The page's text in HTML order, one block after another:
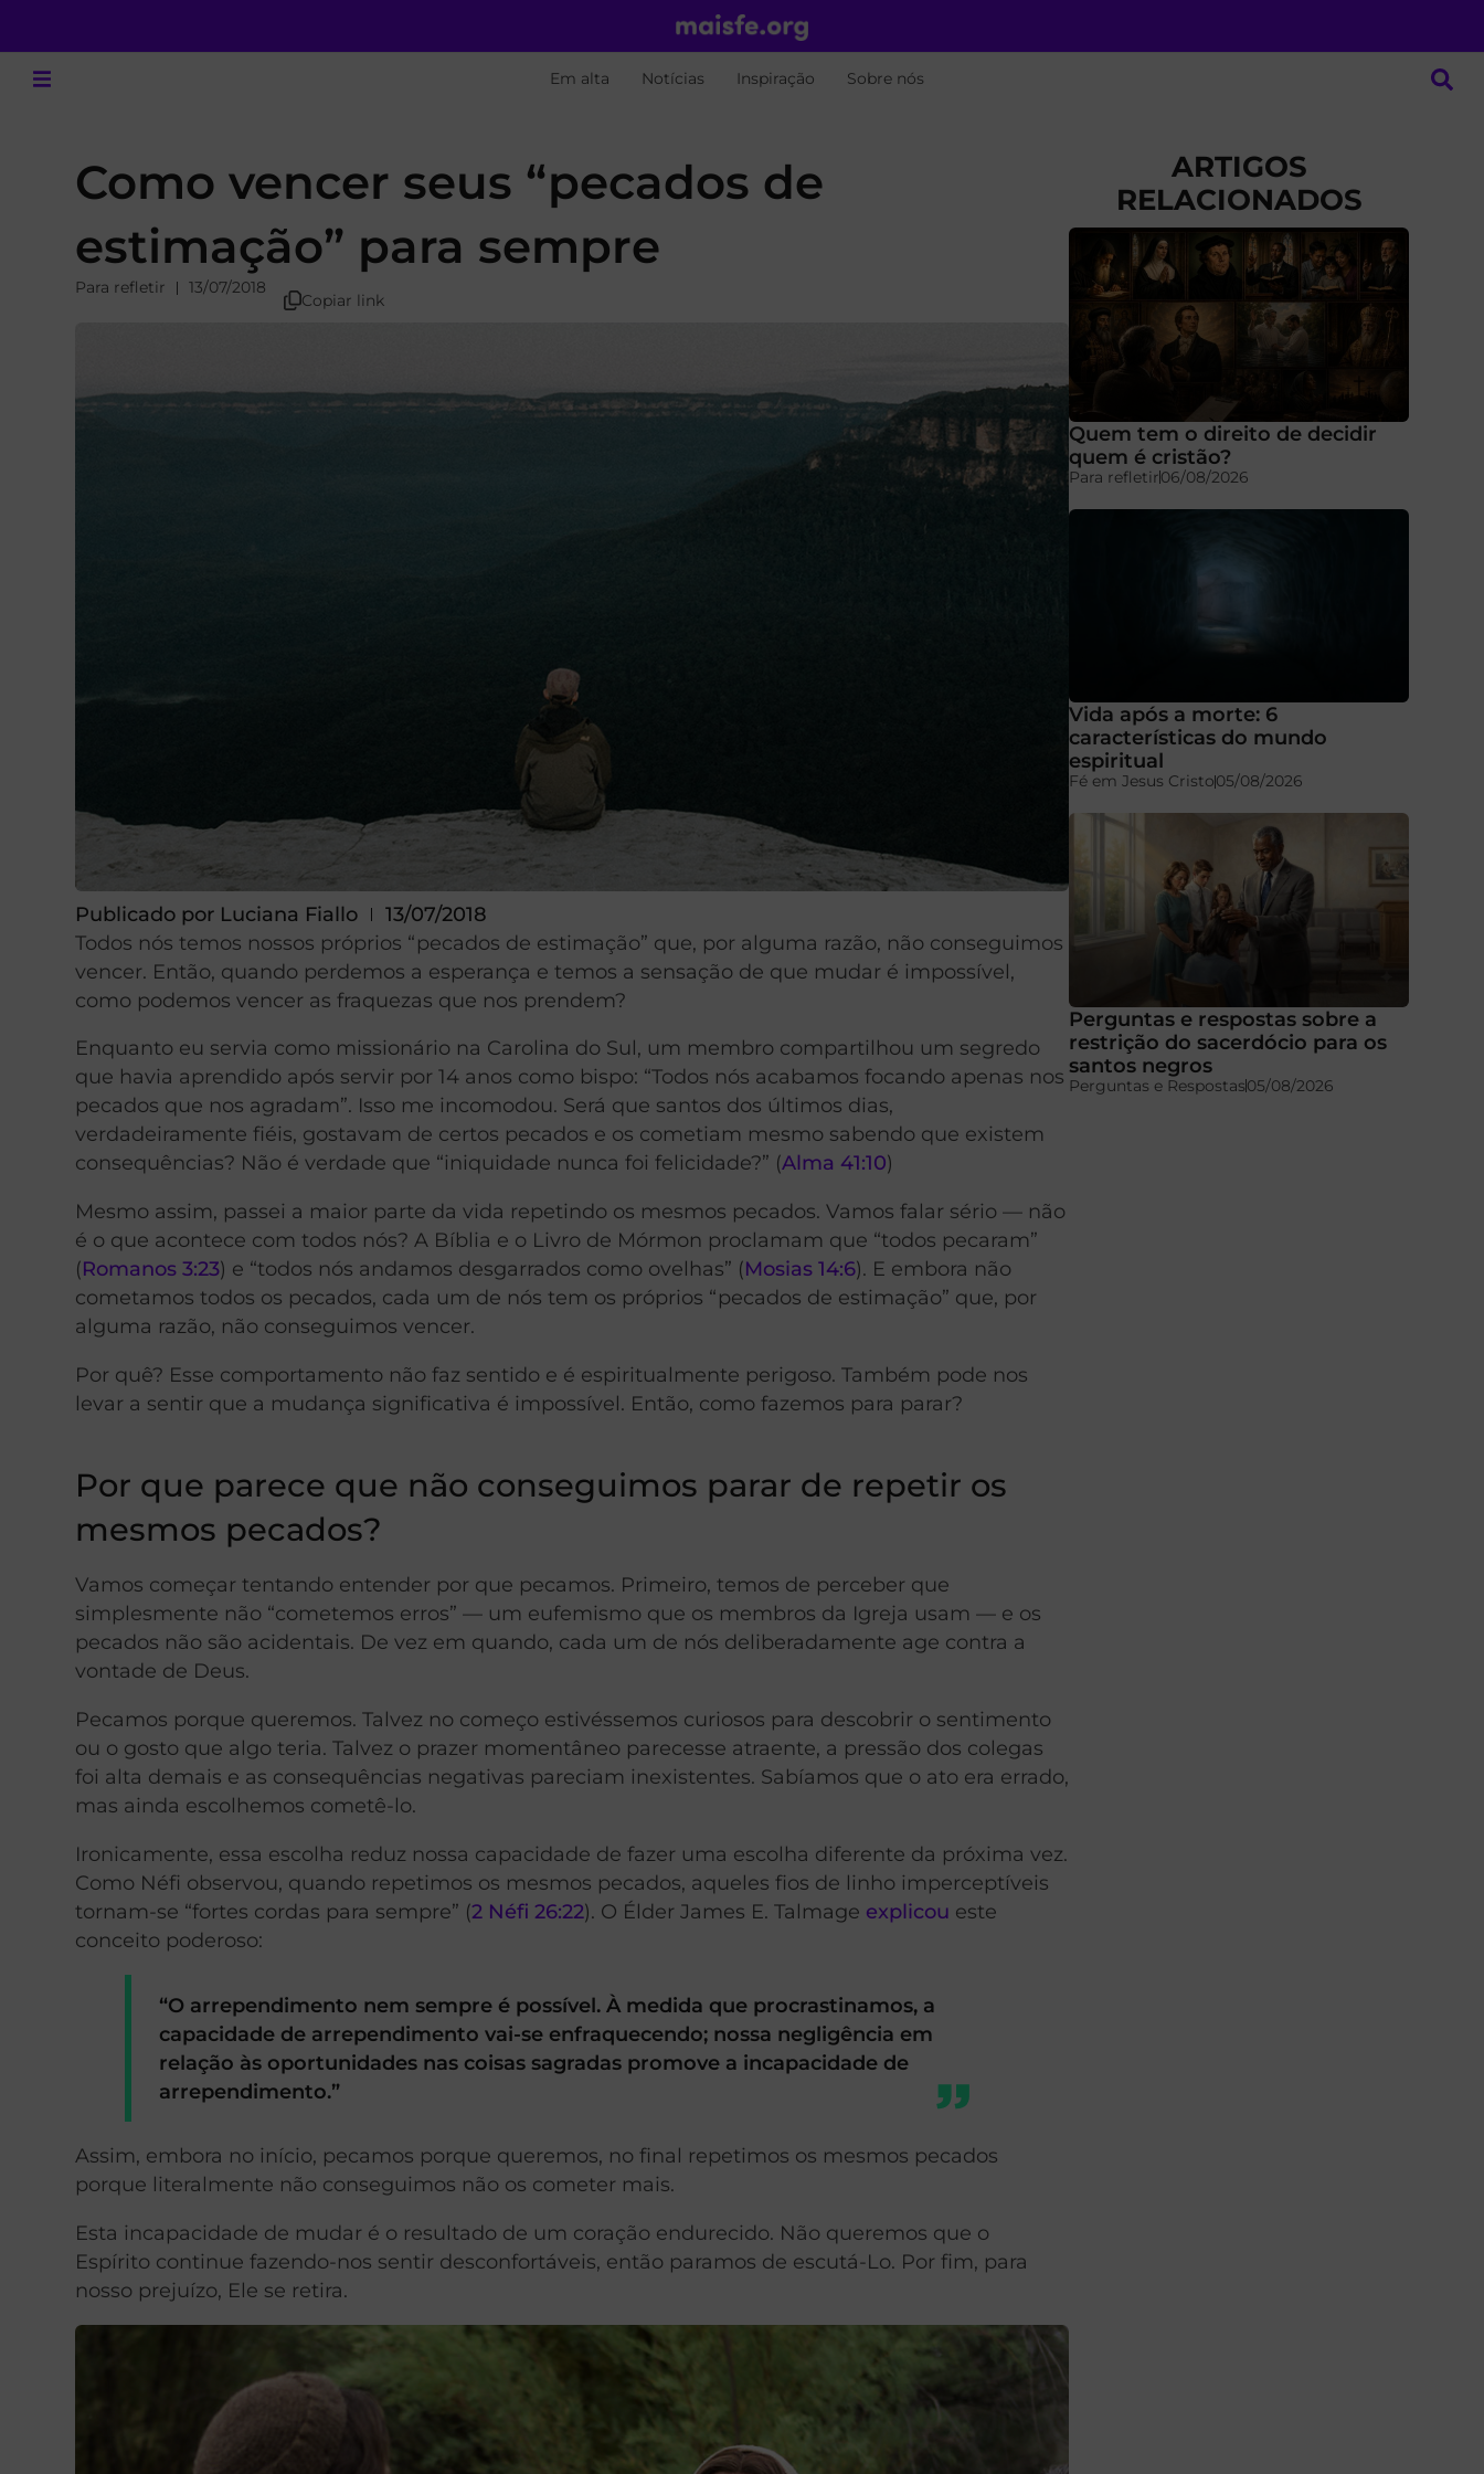
Em alta Notícias Inspiração Sobre nós
Como vencer seus “pecados de
estimação” para sempre
Para refletir 13/07/2018
Copiar link
Publicado por Luciana Fiallo
13/07/2018
Todos nós temos nossos próprios “pecados de estimação” que, por alguma razão, não conseguimos
vencer. Então, quando perdemos a esperança e temos a sensação de que mudar é impossível,
como podemos vencer as fraquezas que nos prendem?
Enquanto eu servia como missionário na Carolina do Sul, um membro compartilhou um segredo
que havia aprendido após servir por 14 anos como bispo: “Todos nós acabamos focando apenas nos
pecados que nos agradam”. Isso me incomodou. Será que santos dos últimos dias,
verdadeiramente fiéis, gostavam de certos pecados e os cometiam mesmo sabendo que existem
consequências? Não é verdade que “iniquidade nunca foi felicidade?” (Alma 41:10)
Mesmo assim, passei a maior parte da vida repetindo os mesmos pecados. Vamos falar sério — não
é o que acontece com todos nós? A Bíblia e o Livro de Mórmon proclamam que “todos pecaram”
(Romanos 3:23) e “todos nós andamos desgarrados como ovelhas” (Mosias14:6). E embora não
cometamos todos os pecados, cada um de nós tem os próprios “pecados de estimação” que, por
alguma razão, não conseguimos vencer.
Por quê? Esse comportamento não faz sentido e é espiritualmente perigoso. Também pode nos
levar a sentir que a mudança significativa é impossível. Então, como fazemos para parar?
Por que parece que não conseguimos parar de repetir os
mesmos pecados?
Vamos começar tentando entender por que pecamos. Primeiro, temos de perceber que
simplesmente não “cometemos erros” — um eufemismo que os membros da Igreja usam — e os
pecados não são acidentais. De vez em quando, cada um de nós deliberadamente age contra a
vontade de Deus.
Pecamos porque queremos. Talvez no começo estivéssemos curiosos para descobrir o sentimento
ou o gosto que algo teria. Talvez o prazer momentâneo parecesse atraente, a pressão dos colegas
foi alta demais e as consequências negativas pareciam inexistentes. Sabíamos que o ato era errado,
mas ainda escolhemos cometê-lo.
Ironicamente, essa escolha reduz nossa capacidade de fazer uma escolha diferente da próxima vez.
Como Néfi observou, quando repetimos os mesmos pecados, aqueles fios de linho imperceptíveis
tornam-se “fortes cordas para sempre” (2 Néfi 26:22). O Élder James E. Talmage explicou este
conceito poderoso:
“O arrependimento nem sempre é possível. À medida que procrastinamos, a
capacidade de arrependimento vai-se enfraquecendo; nossa negligência em
relação às oportunidades nas coisas sagradas promove a incapacidade de
arrependimento.”
Assim, embora no início, pecamos porque queremos, no final repetimos os mesmos pecados
porque literalmente não conseguimos não os cometer mais.
Esta incapacidade de mudar é o resultado de um coração endurecido. Não queremos que o
Espírito continue fazendo-nos sentir desconfortáveis, então paramos de escutá-Lo. Por fim, para
nosso prejuízo, Ele se retira.
ARTIGOS
RELACIONADOS
Quem tem o direito de decidir
quem é cristão?
Para refletir06/08/2026
Vida após a morte: 6
características do mundo
espiritual
Fé em Jesus Cristo05/08/2026
Perguntas e respostas sobre a
restrição do sacerdócio para os
santos negros
Perguntas e Respostas05/08/2026